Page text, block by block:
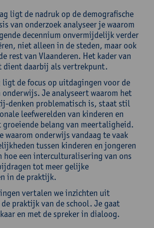
ligt de nadruk op de demografische
van onderzoek analyseer je waarom
decennium onvermijdelijk verder
niet alleen in de steden, maar ook
rest van Vlaanderen. Het kader van
dient daarbij als vertrekpunt.
ligt de focus op uitdagingen voor de
onderwijs. Je analyseert waarom het
denken problematisch is, staat stil
leefwerelden van kinderen en
groeiende belang van meertaligheid.
waarom onderwijs vandaag te vaak
tussen kinderen en jongeren
hoe een interculturalisering van ons
tot meer gelijke
in de praktijk.
vertalen we inzichten uit
praktijk van de school. Je gaat
en met de spreker in dialoog.